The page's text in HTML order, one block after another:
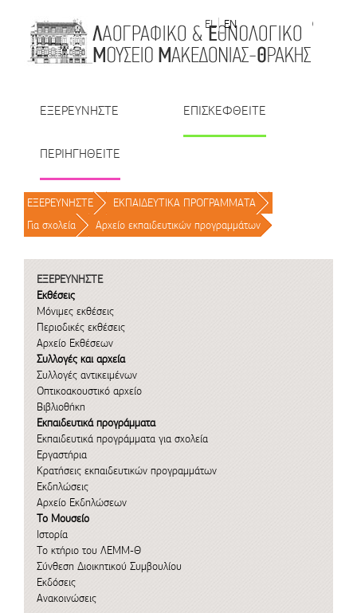
EL
EN | TR | BU | RO
ΕΞΕΡΕΥΝΗΣΤΕ ΕΠΙΣΚΕΦΘΕΙΤΕ
ΠΕΡΙΗΓΗΘΕΙΤΕ
ΕΞΕΡΕΥΝΗΣΤΕ / ΕΚΠΑΙΔΕΥΤΙΚΑ ΠΡΟΓΡΑΜΜΑΤΑ /
Για σχολεία / Αρχείο εκπαιδευτικών προγραμμάτων /
ΕΞΕΡΕΥΝΗΣΤΕ
Εκθέσεις
Μόνιμες εκθέσεις
Περιοδικές εκθέσεις
Αρχείο Εκθέσεων
Συλλογές και αρχεία
Συλλογές αντικειμένων
Οπτικοακουστικό αρχείο
Βιβλιοθήκη
Εκπαιδευτικά προγράμματα
Εκπαιδευτικά προγράμματα για σχολεία
Εργαστήρια
Κρατήσεις εκπαιδευτικών προγραμμάτων
Εκδηλώσεις
Αρχείο Εκδηλώσεων
Το Μουσείο
Ιστορία
Το κτήριο του ΛΕΜΜ-Θ
Σύνθεση Διοικητικού Συμβουλίου
Εκδόσεις
Ανακοινώσεις